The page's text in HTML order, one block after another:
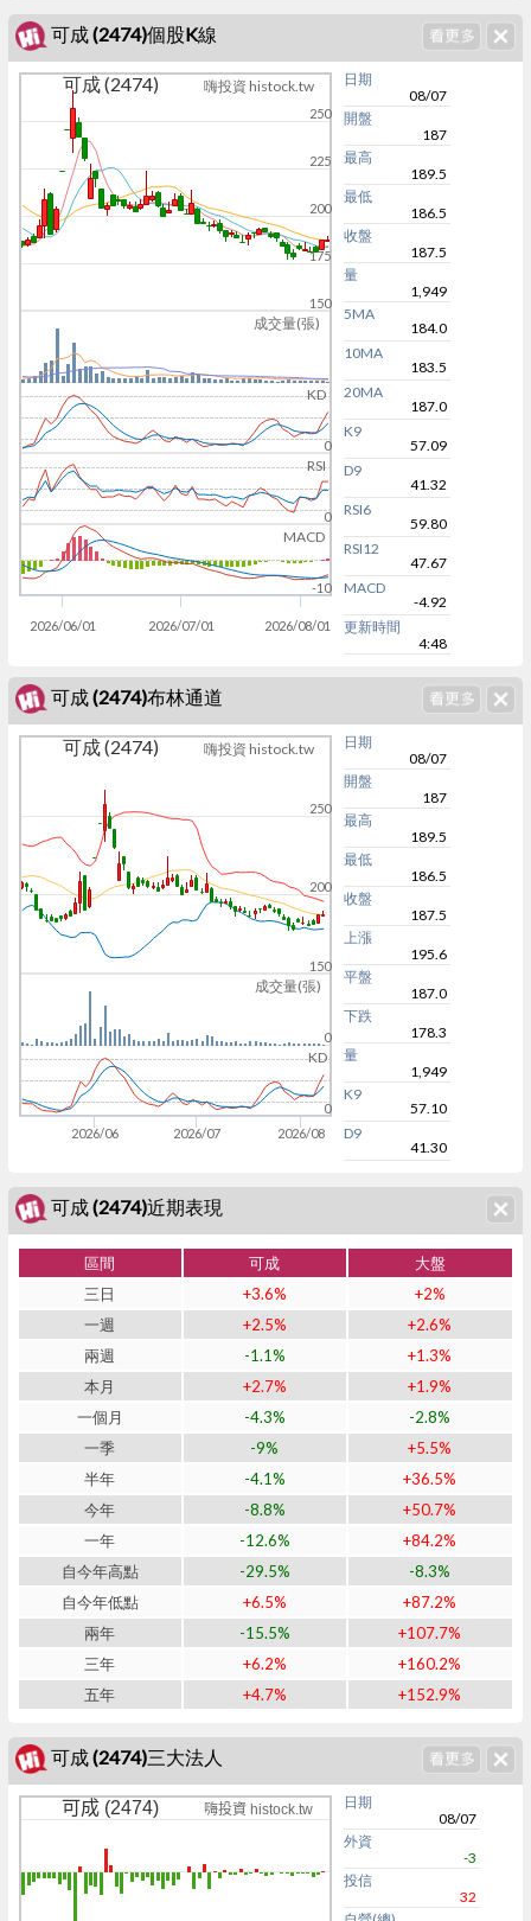
可成 (2474)個股K線
成交量(張)
KD
RSI
MACD
可成 (2474) 嗨投資 histock.tw
2026/06/01 2026/07/01 2026/08/01
150
175
200
225
250
0
0
-10
日期
08/07
開盤
187
最高
189.5
最低
186.5
收盤
187.5
量
1,949
5MA
184.0
10MA
183.5
20MA
187.0
K9
57.09
D9
41.32
RSI6
59.80
RSI12
47.67
MACD
-4.92
更新時間
4:48
可成 (2474)布林通道
成交量(張)
KD
可成 (2474) 嗨投資 histock.tw
2026/06 2026/07 2026/08
150
200
250
0
0
日期
08/07
開盤
187
最高
189.5
最低
186.5
收盤
187.5
上漲
195.6
平盤
187.0
下跌
178.3
量
1,949
K9
57.10
D9
41.30
可成 (2474)近期表現
區間 可成
大盤
三日
+3.6%
+2%
一週
+2.5%
+2.6%
兩週
-1.1%
+1.3%
本月
+2.7%
+1.9%
一個月
-4.3%
-2.8%
一季
-9%
+5.5%
半年
-4.1%
+36.5%
今年
-8.8%
+50.7%
一年
-12.6%
+84.2%
自今年高點
-29.5%
-8.3%
自今年低點
+6.5%
+87.2%
兩年
-15.5%
+107.7%
三年
+6.2%
+160.2%
五年
+4.7% +152.9%
可成 (2474)三大法人
可成 (2474) 嗨投資 histock.tw
日期
08/07
外資
-3
投信
32